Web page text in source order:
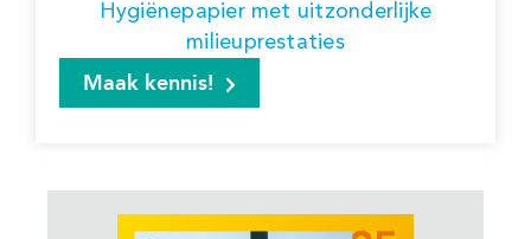
Hygiënepapier met uitzonderlijke
milieuprestaties
Maak kennis!